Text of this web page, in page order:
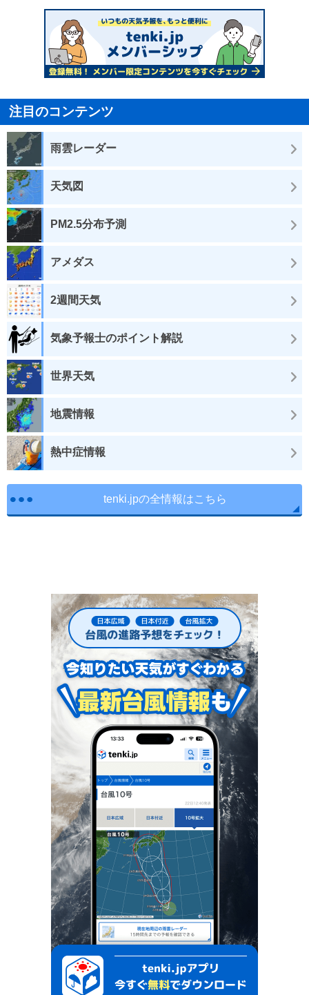
注目のコンテンツ
雨雲レーダー
天気図
PM2.5分布予測
アメダス
2週間天気
気象予報士のポイント解説
世界天気
地震情報
熱中症情報
tenki.jpの全情報はこちら